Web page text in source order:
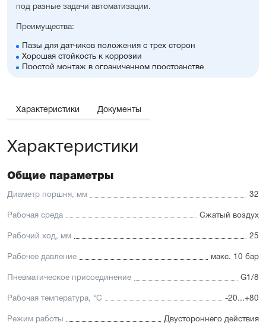
под разные задачи автоматизации.
Преимущества:
Пазы для датчиков положения с трех сторон
Хорошая стойкость к коррозии
Простой монтаж в ограниченном пространстве
Взаимозаменяемость с подобными цилиндрами других
направляющая изготовлены из высококачественной
нержавеющей стали, устойчивой к коррозии. Для
применяется хромированная сталь
замены на уплотнения с расширенным температурным
Характеристики Документы
Характеристики
Общие параметры
Диаметр поршня, мм 32
Рабочая среда Сжатый воздух
Рабочий ход, мм 25
Рабочее давление макс. 10 бар
Пневматическое присоединение G1/8
Рабочая температура, °C -20...+80
Режим работы Двустороннего действия